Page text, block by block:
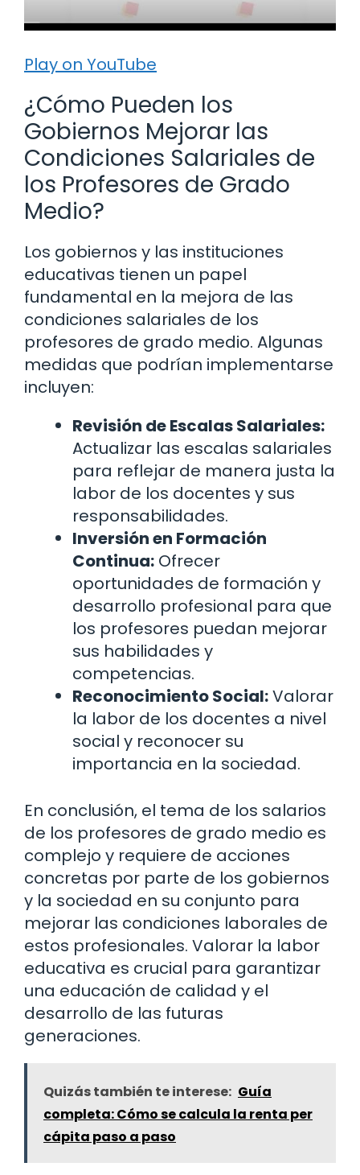
Play on YouTube
¿Cómo Pueden los
Gobiernos Mejorar las
Condiciones Salariales de
los Profesores de Grado
Medio?
Los gobiernos y las instituciones
educativas tienen un papel
fundamental en la mejora de las
condiciones salariales de los
profesores de grado medio. Algunas
medidas que podrían implementarse
incluyen:
Revisión de Escalas Salariales:
Actualizar las escalas salariales
para reflejar de manera justa la
labor de los docentes y sus
responsabilidades.
Inversión en Formación
Continua: Ofrecer
oportunidades de formación y
desarrollo profesional para que
los profesores puedan mejorar
sus habilidades y
competencias.
Reconocimiento Social:Valorar
la labor de los docentes a nivel
social y reconocer su
importancia en la sociedad.
En conclusión, el tema de los salarios
de los profesores de grado medio es
complejo y requiere de acciones
concretas por parte de los gobiernos
y la sociedad en su conjunto para
mejorar las condiciones laborales de
estos profesionales. Valorar la labor
educativa es crucial para garantizar
una educación de calidad y el
desarrollo de las futuras
generaciones.
Quizás también te interese: Guía
completa: Cómo se calcula la renta per
cápita paso a paso